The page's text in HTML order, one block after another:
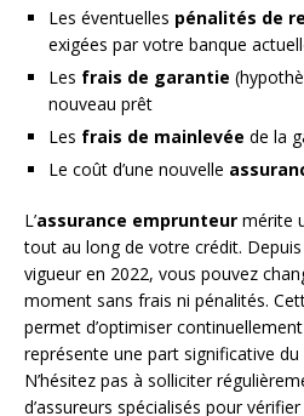
Les éventuelles pénalités de
exigées par votre banque
Les frais de garantie
nouveau prêt
Les frais de mainlevée de la
Le coût d’une nouvelle
L’assurance emprunteur mérite
tout au long de votre crédit. Depuis
vigueur en 2022, vous pouvez
moment sans frais ni pénalités.
permet d’optimiser
représente une part significative
N’hésitez pas à solliciter
d’assureurs spécialisés pour